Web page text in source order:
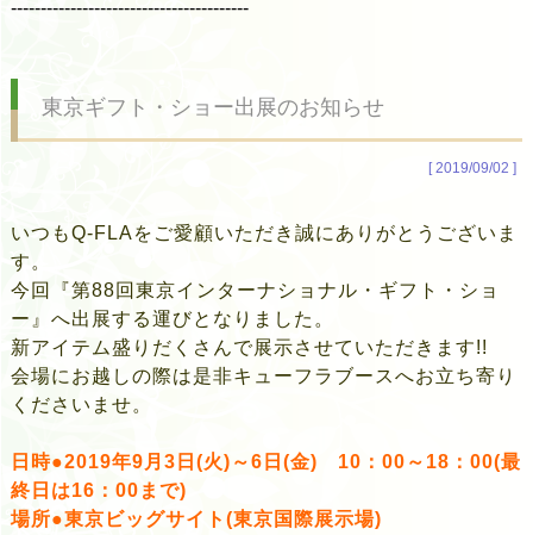
----------------------------------------
東京ギフト・ショー出展のお知らせ
[ 2019/09/02 ]
いつもQ-FLAをご愛顧いただき誠にありがとうございま
す。
今回『第88回東京インターナショナル・ギフト・ショ
ー』へ出展する運びとなりました。
新アイテム盛りだくさんで展示させていただきます!!
会場にお越しの際は是非キューフラブースへお立ち寄り
くださいませ。
日時●2019年9月3日(火)～6日(金) 10：00～18：00(最
終日は16：00まで)
場所●東京ビッグサイト(東京国際展示場)